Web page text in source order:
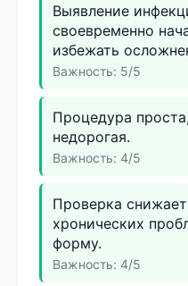
Выявление
своевременно
избежать
Важность: 5/5
Процедура
недорогая.
Важность: 4/5
Проверка
хронических
форму.
Важность: 4/5